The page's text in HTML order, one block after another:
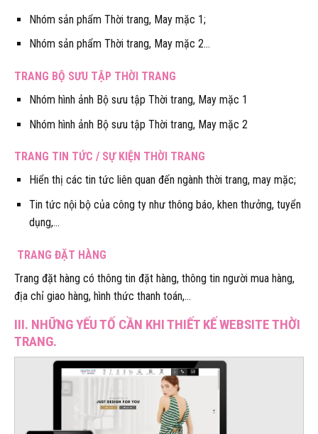
Nhóm sản phẩm Thời trang, May mặc 1;
Nhóm sản phẩm Thời trang, May mặc 2…
TRANG BỘ SƯU TẬP THỜI TRANG
Nhóm hình ảnh Bộ sưu tập Thời trang, May mặc 1
Nhóm hình ảnh Bộ sưu tập Thời trang, May mặc 2
TRANG TIN TỨC / SỰ KIỆN THỜI TRANG
Hiển thị các tin tức liên quan đến ngành thời trang, may mặc;
Tin tức nội bộ của công ty như thông báo, khen thưởng, tuyển
dụng,…
TRANG ĐẶT HÀNG
Trang đặt hàng có thông tin đặt hàng, thông tin người mua hàng,
địa chỉ giao hàng, hình thức thanh toán,…
III. NHỮNG YẾU TỐ CẦN KHI THIẾT KẾ WEBSITE THỜI
TRANG.